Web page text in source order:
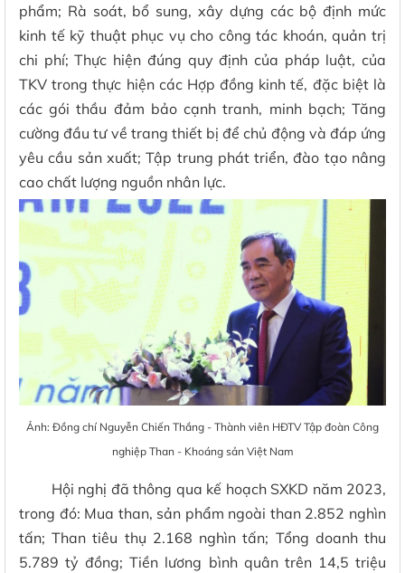
phẩm; Rà soát, bổ sung, xây dựng các bộ định mức
kinh tế kỹ thuật phục vụ cho công tác khoán, quản trị
chi phí; Thực hiện đúng quy định của pháp luật, của
TKV trong thực hiện các Hợp đồng kinh tế, đặc biệt là
các gói thầu đảm bảo cạnh tranh, minh bạch; Tăng
cường đầu tư về trang thiết bị để chủ động và đáp ứng
yêu cầu sản xuất; Tập trung phát triển, đào tạo nâng
cao chất lượng nguồn nhân lực.
Ảnh: Đồng chí Nguyễn Chiến Thắng - Thành viên HĐTV Tập đoàn Công
nghiệp Than - Khoáng sản Việt Nam
Hội nghị đã thông qua kế hoạch SXKD năm 2023,
trong đó: Mua than, sản phẩm ngoài than 2.852 nghìn
tấn; Than tiêu thụ 2.168 nghìn tấn; Tổng doanh thu
5.789 tỷ đồng; Tiền lương bình quân trên 14,5 triệu